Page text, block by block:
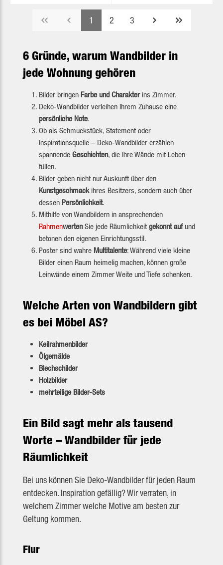
Seite
1 Seite
2 Seite
3
6 Gründe, warum Wandbilder in
jede Wohnung gehören
Bilder bringen Farbe und Charakterins Zimmer.
Deko-Wandbilder verleihen Ihrem Zuhause eine
persönliche Note.
Ob als Schmuckstück, Statement oder
Inspirationsquelle – Deko-Wandbilder erzählen
spannende Geschichten, die Ihre Wände mit Leben
füllen.
Bilder geben nicht nur Auskunft über den
Kunstgeschmackihres Besitzers, sondern auch über
dessen Persönlichkeit.
Mithilfe von Wandbildern in ansprechenden
RahmenwertenSie jede Räumlichkeit gekonnt aufund
betonen den eigenen Einrichtungsstil.
Poster sind wahre Multitalente: Während viele kleine
Bilder einen Raum heimelig machen, können große
Leinwände einem Zimmer Weite und Tiefe schenken.
Welche Arten von Wandbildern gibt
es bei Möbel AS?
Keilrahmenbilder
Ölgemälde
Blechschilder
Holzbilder
mehrteilige Bilder-Sets
Ein Bild sagt mehr als tausend
Worte – Wandbilder für jede
Räumlichkeit
Bei uns können Sie Deko-Wandbilder für jeden Raum
entdecken. Inspiration gefällig? Wir verraten, in
welchem Zimmer welche Motive am besten zur
Geltung kommen.
Flur